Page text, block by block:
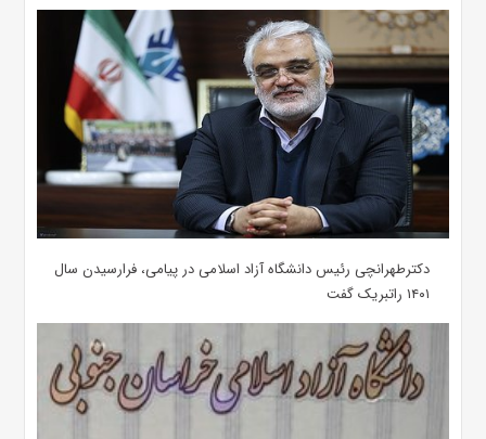
دکترطهرانچی رئیس دانشگاه آزاد اسلامی در پیامی، فرارسیدن سال
۱۴۰۱ راتبریک گفت